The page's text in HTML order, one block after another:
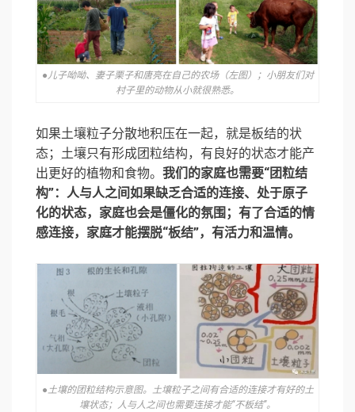
●儿子呦呦、妻子栗子和唐亮在自己的农场（左图）；小朋友们对
村子里的动物从小就很熟悉。
如果土壤粒子分散地积压在一起，就是板结的状
态；土壤只有形成团粒结构，有良好的状态才能产
出更好的植物和食物。 我们的家庭也需要“团粒结
构”：人与人之间如果缺乏合适的连接、处于原子
化的状态，家庭也会是僵化的氛围；有了合适的情
感连接，家庭才能摆脱“板结”，有活力和温情。
●土壤的团粒结构示意图。土壤粒子之间有合适的连接才有好的土
壤状态；人与人之间也需要连接才能“不板结”。